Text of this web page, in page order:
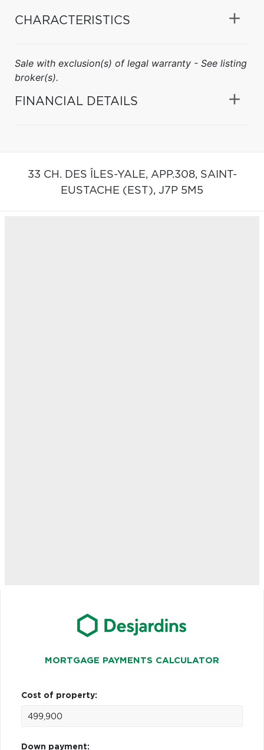
CHARACTERISTICS
Sale with exclusion(s) of legal warranty - See listing
broker(s).
FINANCIAL DETAILS
33 CH. DES ÎLES-YALE, APP.308, SAINT-
EUSTACHE (EST), J7P 5M5
MORTGAGE PAYMENTS CALCULATOR
Cost of property:
Down payment: